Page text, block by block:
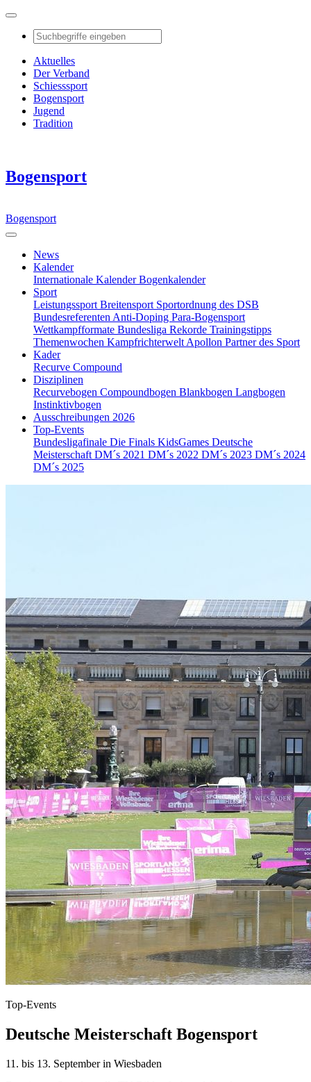
Aktuelles
Der Verband
Schiesssport
Bogensport
Jugend
Tradition
Bogensport
Bogensport
News
Kalender
Internationale KalenderBogenkalender
Sport
Leistungssport Breitensport Sportordnung des DSB
Bundesreferenten Anti-Doping Para-Bogensport
Wettkampfformate Bundesliga Rekorde Trainingstipps
Themenwochen Kampfrichterwelt Apollon Partner des Sport
Kader
Recurve Compound
Disziplinen
Recurvebogen Compoundbogen Blankbogen Langbogen
Instinktivbogen
Ausschreibungen 2026
Top-Events
Bundesligafinale Die Finals KidsGames Deutsche
Meisterschaft DM´s 2021 DM´s 2022 DM´s 2023 DM´s 2024
DM´s 2025
Top-Events
Deutsche Meisterschaft Bogensport
11. bis 13. September in Wiesbaden